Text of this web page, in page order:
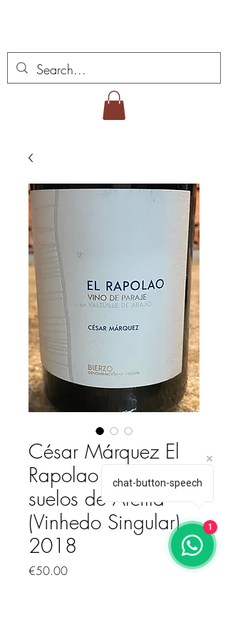
César Márquez El
Rapolao (Valtuille)
suelos de Arcilla
(Vinhedo Singular)
2018
€50.00Price
chat-button-speech
1